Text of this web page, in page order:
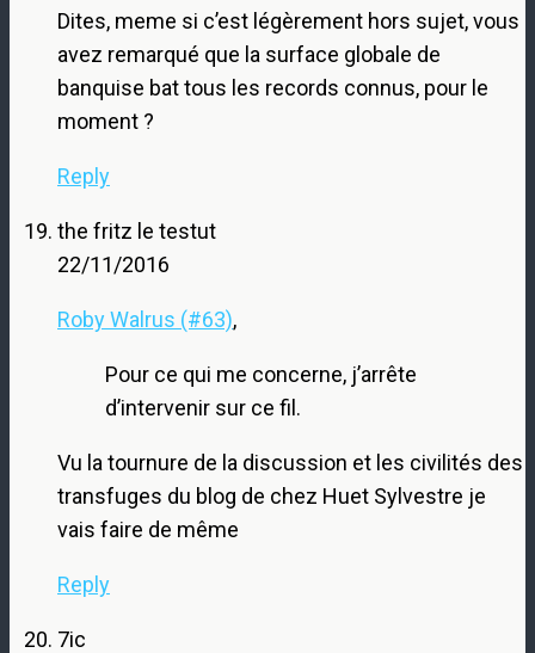
Dites, meme si c’est légèrement hors sujet, vous
avez remarqué que la surface globale de
banquise bat tous les records connus, pour le
moment ?
Reply
the fritz le testut
22/11/2016
Roby Walrus (#63),
Pour ce qui me concerne, j’arrête
d’intervenir sur ce fil.
Vu la tournure de la discussion et les civilités des
transfuges du blog de chez Huet Sylvestre je
vais faire de même
Reply
7ic